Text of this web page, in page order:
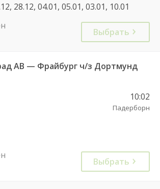
28.12, 04.01, 05.01, 03.01, 10.01
Выбрать
АВ — Фрайбург ч/з Дортмунд
10:02
Падерборн
Выбрать